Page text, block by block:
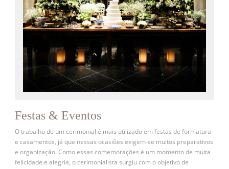
Festas & Eventos
O trabalho de um cerimonial é mais utilizado em festas de formatura
e casamentos, já que nessas ocasiões exigem-se muitos preparativos
e organização. Como essas comemorações é um momento de muita
felicidade e alegria, o cerimonialista surgiu com o objetivo de